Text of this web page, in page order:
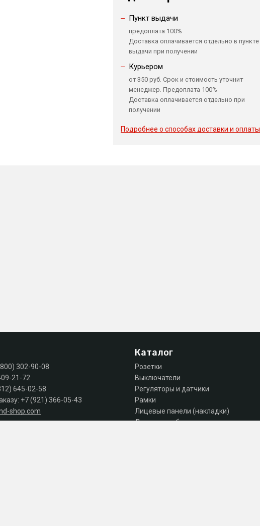
Пункт выдачи
предоплата 100%
Доставка оплачивается отдельно в пункте
выдачи при получении
Курьером
от 350 руб. Срок и стоимость уточнит
менеджер. Предоплата 100%
Доставка оплачивается отдельно при
получении
Подробнее о способах доставки и оплаты
302-90-08
21-72
645-02-58
+7 (921) 366-05-43
shop.com
Каталог
Розетки
Выключатели
Регуляторы и датчики
Рамки
Лицевые панели (накладки)
Лючки, коробки, комплектующие